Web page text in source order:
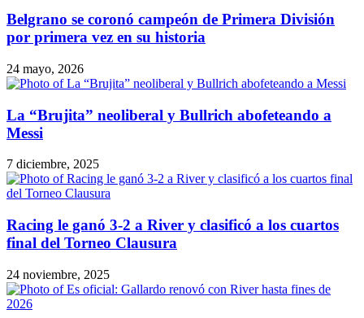
Belgrano se coronó campeón de Primera División
por primera vez en su historia
24 mayo, 2026
La “Brujita” neoliberal y Bullrich abofeteando a
Messi
7 diciembre, 2025
Racing le ganó 3-2 a River y clasificó a los cuartos
final del Torneo Clausura
24 noviembre, 2025